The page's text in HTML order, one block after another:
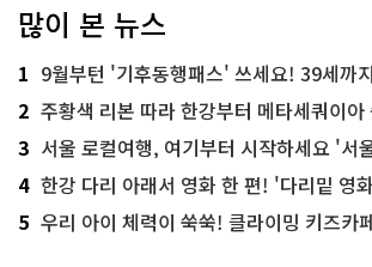
많이 본 뉴스
1 9월부턴 '기후동행패스' 쓰세요! 39세까
2 주황색 리본 따라 한강부터 메타세쿼이아 숲길까
3 서울 로컬여행, 여기부터 시작하세요 '서
4 한강 다리 아래서 영화 한 편! '다리밑 영
5 우리 아이 체력이 쑥쑥! 클라이밍 키즈카